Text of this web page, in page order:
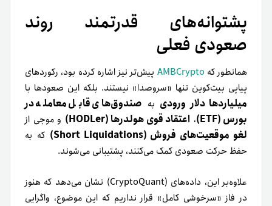
پشتوانه‌های قدرتمند روند
صعودی فعلی
همانطور که AMBCrypto پیش‌تر نیز اشاره کرده بود، رکوردهای
پیاپی بیت‌کوین تنها «سروصدا» نیستند. بلکه این صعودها با
میلیاردها دلار ورودی به صندوق‌های قابل معامله در
بورس (ETF)
، اعتقاد قوی هولدرها (HODLer) و موجی از
لغو موقعیت‌های فروش (Short Liquidations)
که به
حفظ حرکت صعودی کمک می‌کنند، پشتیبانی می‌شوند.
علاوه‌بر این، داده‌های (CryptoQuant) نشان می‌دهد که هنوز
در فاز «سرخوشی کامل» قرار نداریم که این موضوع، واگرایی